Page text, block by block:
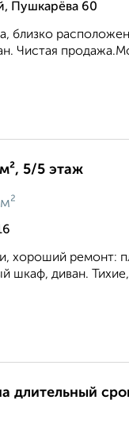
Пушкарёва 60
близко
Чистая
5/5 этаж
хороший ремонт:
шкаф, диван.
длительный